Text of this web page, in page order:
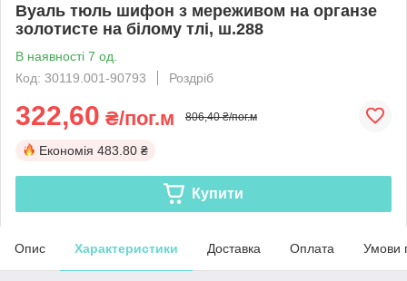
Вуаль тюль шифон з мереживом на органзе
золотисте на білому тлі, ш.288
В наявності 7 од.
Код: 30119.001-90793
Роздріб
322,60 ₴/пог.м 806,40 ₴/пог.м
Економія 483.80 ₴
Купити
Опис Характеристики Доставка Оплата Умови